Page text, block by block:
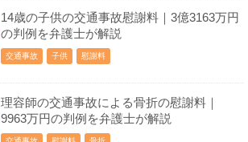
14歳の子供の交通事故慰謝料｜3億3163万円
の判例を弁護士が解説
交通事故 子供 慰謝料
理容師の交通事故による骨折の慰謝料｜
9963万円の判例を弁護士が解説